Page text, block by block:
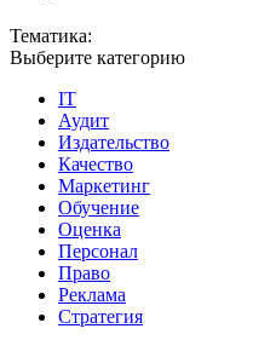
Тематика:
Выберите категорию
IT
Аудит
Издательство
Качество
Маркетинг
Обучение
Оценка
Персонал
Право
Реклама
Стратегия